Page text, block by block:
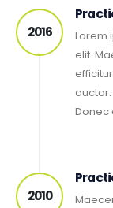
2016
Lorem
elit.
Donec
2010